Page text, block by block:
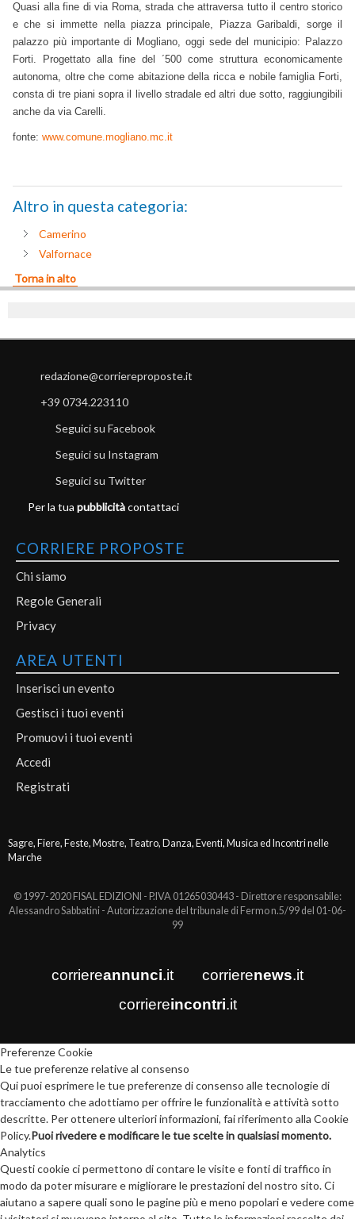
Quasi alla fine di via Roma, strada che attraversa tutto il centro storico
e che si immette nella piazza principale, Piazza Garibaldi, sorge il
palazzo più importante di Mogliano, oggi sede del municipio: Palazzo
Forti. Progettato alla fine del ´500 come struttura economicamente
autonoma, oltre che come abitazione della ricca e nobile famiglia Forti,
consta di tre piani sopra il livello stradale ed altri due sotto, raggiungibili
anche da via Carelli.
fonte: www.comune.mogliano.mc.it
Altro in questa categoria:
Camerino
Valfornace
Torna in alto
redazione@corriereproposte.it
+39 0734.223110
Seguici su Facebook
Seguici su Instagram
Seguici su Twitter
Per la tua pubblicitàcontattaci
CORRIERE PROPOSTE
Chi siamo
Regole Generali
Privacy
AREA UTENTI
Inserisci un evento
Gestisci i tuoi eventi
Promuovi i tuoi eventi
Accedi
Registrati
Sagre, Fiere, Feste, Mostre, Teatro, Danza, Eventi, Musica ed Incontri nelle
Marche
© 1997-2020 FISAL EDIZIONI - P.IVA 01265030443 - Direttore responsabile:
Alessandro Sabbatini - Autorizzazione del tribunale di Fermo n.5/99 del 01-06-
99
corriereannunci.it corrierenews.it
corriereincontri.it
Preferenze Cookie
Le tue preferenze relative al consenso
Qui puoi esprimere le tue preferenze di consenso alle tecnologie di
tracciamento che adottiamo per offrire le funzionalità e attività sotto
descritte. Per ottenere ulteriori informazioni, fai riferimento alla Cookie
Policy.Puoi rivedere e modificare le tue scelte in qualsiasi momento.
Analytics
Questi cookie ci permettono di contare le visite e fonti di traffico in
modo da poter misurare e migliorare le prestazioni del nostro sito. Ci
aiutano a sapere quali sono le pagine più e meno popolari e vedere come